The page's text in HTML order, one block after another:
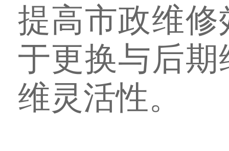
提高市政维
于更换与后
维灵活性。